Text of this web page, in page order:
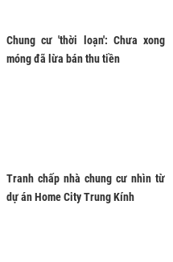
Chung cư 'thời loạn': Chưa xong
móng đã lừa bán thu tiền
Tranh chấp nhà chung cư nhìn từ
dự án Home City Trung Kính